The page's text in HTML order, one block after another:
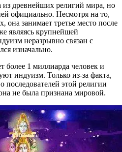
из древнейших религий мира, но
официально. Несмотря на то,
она занимает третье место после
являясь крупнейшей
неразрывно связан с
изначально.
более 1 миллиарда человек и
индуизм. Только из-за факта,
последователей этой религии
не была признана мировой.